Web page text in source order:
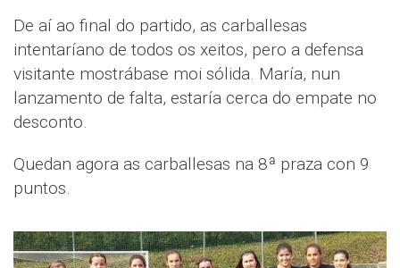
De aí ao final do partido, as carballesas
intentaríano de todos os xeitos, pero a defensa
visitante mostrábase moi sólida. María, nun
lanzamento de falta, estaría cerca do empate no
desconto.
Quedan agora as carballesas na 8ª praza con 9
puntos.